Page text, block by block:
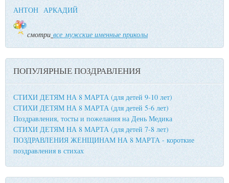
АНТОН АРКАДИЙ
смотри все мужские именные приколы
ПОПУЛЯРНЫЕ ПОЗДРАВЛЕНИЯ
СТИХИ ДЕТЯМ НА 8 МАРТА (для детей 9-10 лет)
СТИХИ ДЕТЯМ НА 8 МАРТА (для детей 5-6 лет)
Поздравления, тосты и пожелания на День Медика
СТИХИ ДЕТЯМ НА 8 МАРТА (для детей 7-8 лет)
ПОЗДРАВЛЕНИЯ ЖЕНЩИНАМ НА 8 МАРТА - короткие
поздравления в стихах